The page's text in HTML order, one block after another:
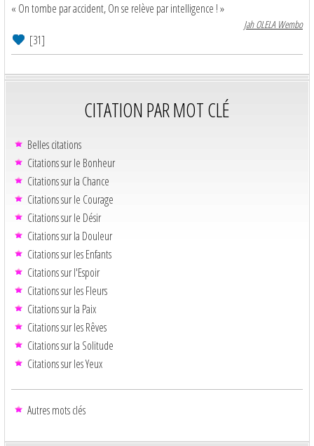
« On tombe par accident, On se relève par intelligence ! »
Jah OLELA Wembo
[31]
CITATION PAR MOT CLÉ
Belles citations
Citations sur le Bonheur
Citations sur la Chance
Citations sur le Courage
Citations sur le Désir
Citations sur la Douleur
Citations sur les Enfants
Citations sur l'Espoir
Citations sur les Fleurs
Citations sur la Paix
Citations sur les Rêves
Citations sur la Solitude
Citations sur les Yeux
Autres mots clés